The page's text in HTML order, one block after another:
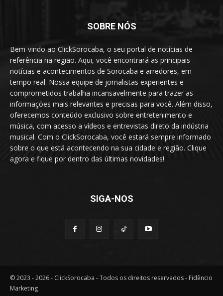
SOBRE NÓS
Bem-vindo ao ClickSorocaba, o seu portal de notícias de
referência na região. Aqui, você encontrará as principais
notícias e acontecimentos de Sorocaba e arredores, em
tempo real. Nossa equipe de jornalistas experientes e
comprometidos trabalha incansavelmente para trazer as
informações mais relevantes e precisas para você. Além disso,
oferecemos conteúdo exclusivo sobre entretenimento e
música, com acesso a vídeos e entrevistas direto da indústria
musical. Com o ClickSorocaba, você estará sempre informado
sobre o que está acontecendo na sua cidade e região. Clique
agora e fique por dentro das últimas novidades!
SIGA-NOS
© 2023 - 2026 - ClickSorocaba - Todos os direitos reservados - Fidêncio
Marketing